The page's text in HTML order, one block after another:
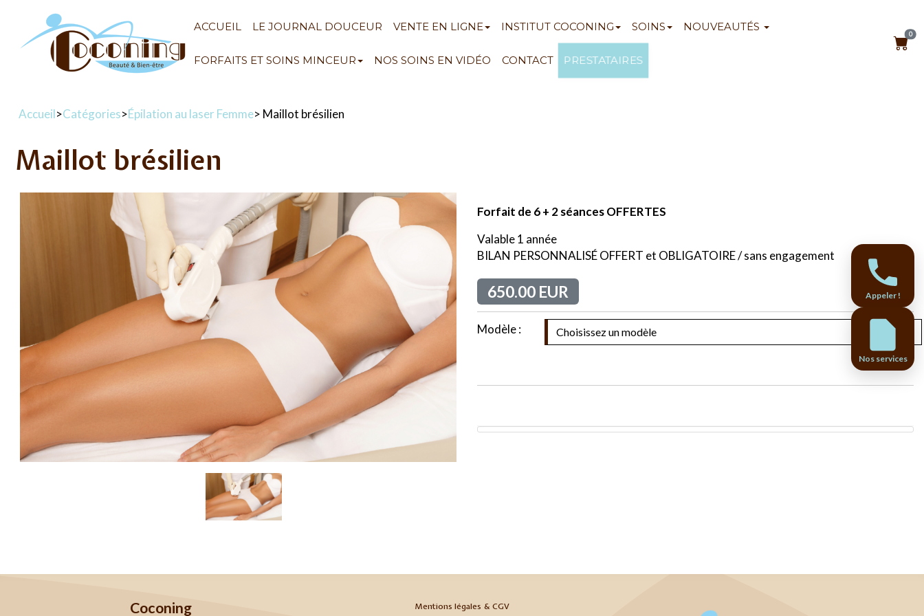
ACCUEIL LE JOURNAL DOUCEUR VENTE EN LIGNE INSTITUT COCONING SOINS NOUVEAUTÉS
FORFAITS ET SOINS MINCEUR NOS SOINS EN VIDÉO CONTACT PRESTATAIRES
0
Accueil>Catégories>Épilation au laser Femme> Maillot brésilien
Maillot brésilien
Forfait de 6 + 2 séances OFFERTES
Valable 1 année
BILAN PERSONNALISÉ OFFERT et OBLIGATOIRE / sans engagement
650.00 EUR
Modèle :
Coconing Mentions légales & CGV
Appeler !
Nos services